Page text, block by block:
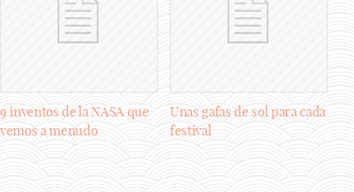
9 inventos de la NASA que
vemos a menudo
Unas gafas de sol para cada
festival